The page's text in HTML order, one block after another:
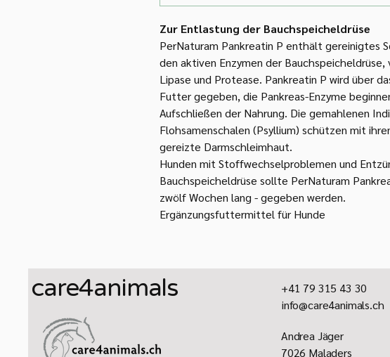
Zur Entlastung der Bauchspeicheldrüse
PerNaturam Pankreatin P enthält gereinigtes
den aktiven Enzymen der Bauchspeicheldrüse,
Lipase und Protease. Pankreatin P wird über
Futter gegeben, die Pankreas-Enzyme
Aufschließen der Nahrung. Die gemahlenen
Flohsamenschalen (Psyllium) schützen mit
gereizte Darmschleimhaut.
Hunden mit Stoffwechselproblemen und
Bauchspeicheldrüse sollte PerNaturam
zwölf Wochen lang - gegeben werden.
Ergänzungsfuttermittel für Hunde
care4animals
+41 79 315 43 30
info@care4animals.ch
​Andrea Jäger
7026 Maladers